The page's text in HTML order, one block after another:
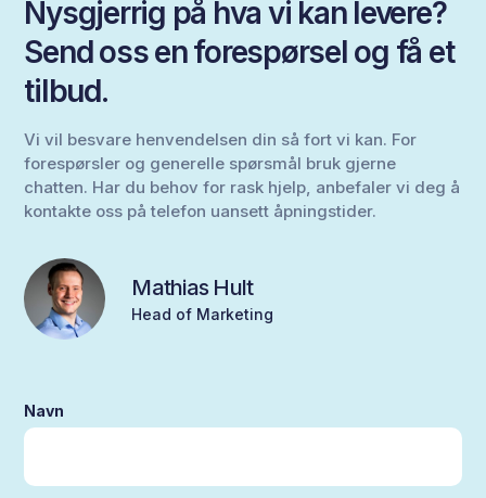
Nysgjerrig på hva vi kan levere?
Send oss en forespørsel og få et
tilbud.
Vi vil besvare henvendelsen din så fort vi kan. For
forespørsler og generelle spørsmål bruk gjerne
chatten. Har du behov for rask hjelp, anbefaler vi deg å
kontakte oss på telefon uansett åpningstider.
Mathias Hult
Head of Marketing
Navn